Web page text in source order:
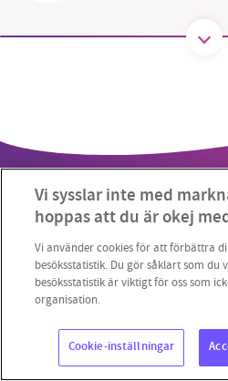
Copyright 2023 ©
SMB kämpar för en
utveckla vårt arbete –
vill hjälpa
Stötta vårt arbete genom
Läs vad vi
Vi sysslar inte med
hoppas att du är okej
Vi använder cookies för att förbättra
besöksstatistik. Du gör såklart som du
besöksstatistik är viktigt för oss som
organisation.
Cookie-inställningar